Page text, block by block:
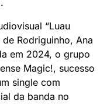
“Luau
Rodriguinho, Ana
em 2024, o grupo
Magic!, sucesso
single com
da banda no